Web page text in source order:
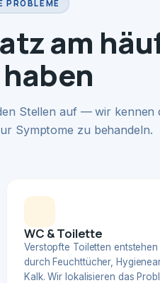
PROBLEME
am
Stellen auf — wir kennen
Symptome zu behandeln.
WC & Toilette
Verstopfte Toiletten entstehen
durch Feuchttücher,
Kalk. Wir lokalisieren das